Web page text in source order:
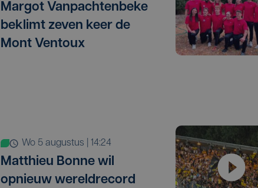
Margot Vanpachtenbeke
beklimt zeven keer de
Mont Ventoux
wo 5 augustus | 14:24
Matthieu Bonne wil
opnieuw wereldrecord